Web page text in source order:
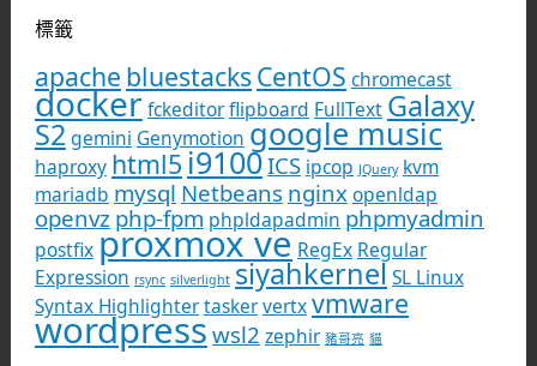
標籤
apache bluestacksCentOS chromecast
dockerfckeditorflipboard FullText Galaxy
S2gemini Genymotion google music
haproxy html5 i9100ICS ipcop JQuery kvm
mariadb mysql Netbeans nginxopenldap
openvz php-fpm phpldapadmin phpmyadmin
postfixproxmox ve RegEx Regular
Expression rsync silverlight siyahkernelSL Linux
Syntax Highlightertaskervertxvmware
wordpresswsl2 zephir 豬哥亮 貓